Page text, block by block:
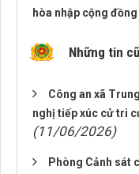
hòa nhập cộng đồng
Những tin
Công an xã
nghị tiếp xúc cử tri
(11/06/2026)
Phòng Cảnh sát